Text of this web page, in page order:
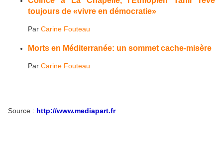
toujours de «vivre en démocratie»
Par Carine Fouteau
Morts en Méditerranée: un sommet cache-misère
Par Carine Fouteau
Source : http://www.mediapart.fr